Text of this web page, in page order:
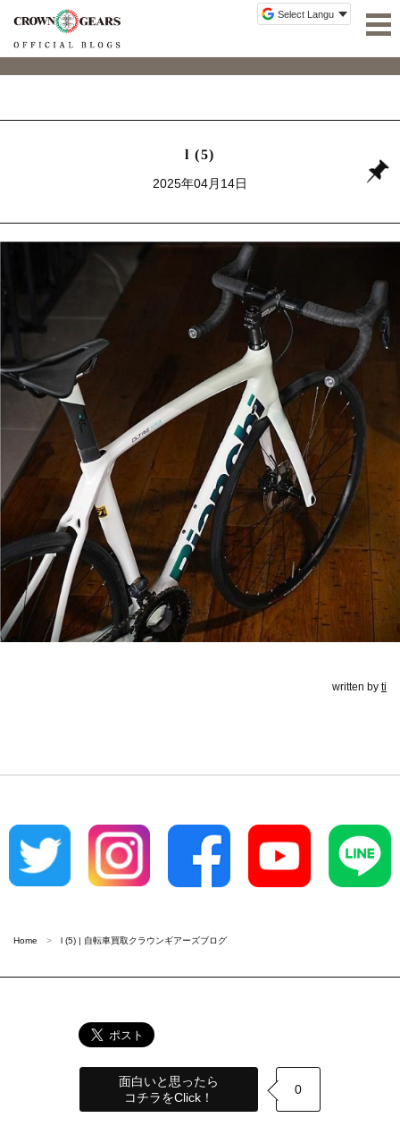
l (5)
2025年04月14日
written by ti
Home l (5) | 自転車買取クラウンギアーズブログ
面白いと思ったら
コチラをClick！
0